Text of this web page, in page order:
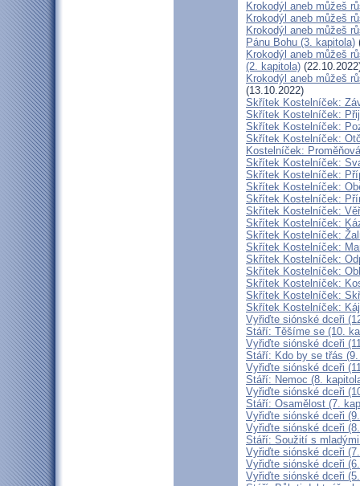
Krokodýl aneb můžeš
Krokodýl aneb můžeš
Krokodýl aneb můžeš
Pánu Bohu (3. kapitola)
Krokodýl aneb můžeš
(2. kapitola)
Krokodýl aneb můžeš
(13.10.2022)
Skřítek Kostelníček:
Skřítek Kostelníček:
Skřítek Kostelníček:
Skřítek Kostelníček:
Kostelníček:
Skřítek Kostelníček:
Skřítek Kostelníček:
Skřítek Kostelníček:
Skřítek Kostelníček:
Skřítek Kostelníček:
Skřítek Kostelníček:
Skřítek Kostelníček:
Skřítek Kostelníček:
Skřítek Kostelníček:
Skřítek Kostelníček:
Skřítek Kostelníček:
Skřítek Kostelníček:
Skřítek Kostelníček:
Vyřiďte siónské dceři
Stáří: Těšíme se (10.
Vyřiďte siónské dceři
Stáří: Kdo by se třás
Vyřiďte siónské dceři
Stáří: Nemoc (8.
Vyřiďte siónské dceři
Stáří: Osamělost (7.
Vyřiďte siónské dceři
Vyřiďte siónské dceři
Stáří: Soužití s
Vyřiďte siónské dceři
Vyřiďte siónské dceři
Vyřiďte siónské dceři